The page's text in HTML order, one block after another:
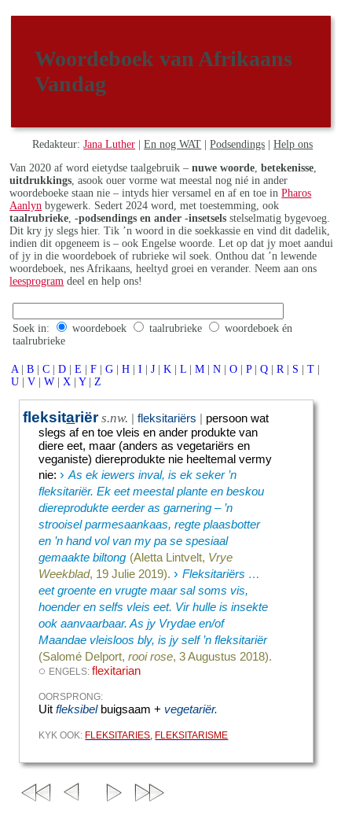
Woordeboek van Afrikaans
Vandag
Redakteur:Jana Luther |En nog WAT |Podsendings |Help ons
Van 2020 af word eietydse taalgebruik –nuwe woorde ,betekenisse
uitdrukkings , asook ouer vorme wat meestal nog nié in ander
woordeboeke staan nie – intyds hier versamel en af en toe inPharos
Aanlyn bygewerk. Sedert 2024 word, met toestemming, ook
taalrubrieke ,-podsendings en ander -insetsels stelselmatig bygevoeg.
Dit kry jy slegs hier. Tik ’n woord in die soekkassie en vind dit dadelik,
indien dit opgeneem is – ook Engelse woorde. Let op dat jy moet aandui
of jy in die woordeboek of rubrieke wil soek. Onthou dat ’n lewende
woordeboek, nes Afrikaans, heeltyd groei en verander. Neem aan ons
leesprogram deel en help ons!
Soek in: woordeboek taalrubrieke
woordeboek én
taalrubrieke
A | B | C | D | E | F | G | H | I | J | K | L | M | N | O | P | Q | R | S | T |
U | V | W | X | Y | Z
fleksitariër s.nw. |fleksitariërs | persoon wat
slegs af en toe vleis en ander produkte van
diere eet, maar (anders as vegetariërs en
veganiste) diereprodukte nie heeltemal vermy
nie:› As ek iewers inval, is ek seker ’n
fleksitariër. Ek eet meestal plante en beskou
diereprodukte eerder as garnering – ’n
strooisel parmesaankaas, regte plaasbotter
en ’n hand vol van my pa se spesiaal
gemaakte biltong (Aletta Lintvelt, Vrye
Weekblad, 19 Julie 2019). › Fleksitariërs …
eet groente en vrugte maar sal soms vis,
hoender en selfs vleis eet. Vir hulle is insekte
ook aanvaarbaar. As jy Vrydae en/of
Maandae vleisloos bly, is jy self ’n fleksitariër
(Salomé Delport,rooi rose, 3 Augustus 2018).
◌ ENGELS:flexitarian
OORSPRONG:
Uitfleksibelbuigsaam + vegetariër.
KYK OOK: FLEKSITARIES FLEKSITARISME